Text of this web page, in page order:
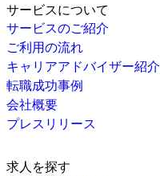
サービスについて
サービスのご紹介
ご利用の流れ
キャリアアドバイザー紹介
転職成功事例
会社概要
プレスリリース
求人を探す